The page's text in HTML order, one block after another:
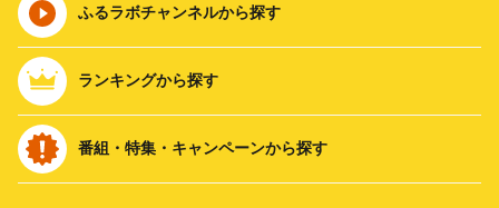
ふるラボチャンネルから探す
ランキングから探す
番組・特集・キャンペーンから探す